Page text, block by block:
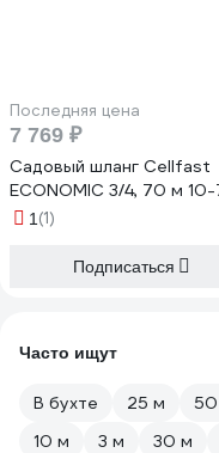
Последняя цена
7 769 ₽
Садовый шланг Cellfast
ECONOMIC 3/4, 70 м
1 (1)
Подписаться
Часто ищут
В бухте 25 м
10 м
3 м 30 м